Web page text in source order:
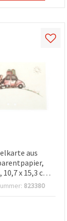
aus
x 15,3 cm,
Ø 0,5 cm823380